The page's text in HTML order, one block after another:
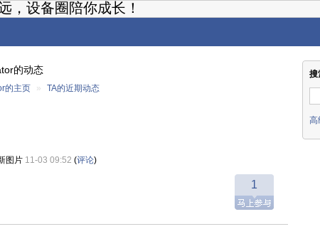
，设备圈陪你成长！
的动态
的主页 » TA的近期动态
图片 11-03 09:52 (评论)
1
搜
高